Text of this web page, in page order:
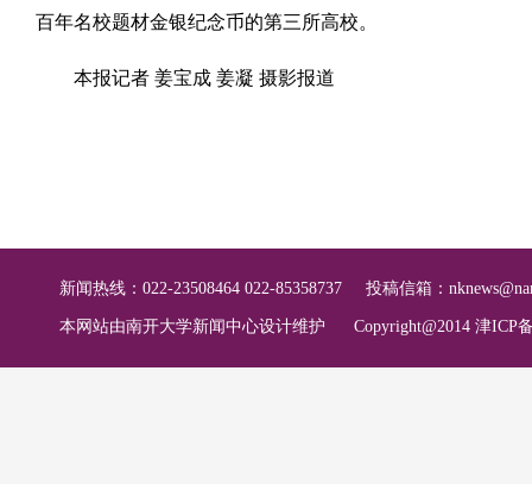
百年名校题材金银纪念币的第三所高校。
本报记者 姜宝成 姜凝 摄影报道
新闻热线：022-23508464 022-85358737 投稿信箱：
本网站由南开大学新闻中心设计维护 Copyright@2014 津ICP